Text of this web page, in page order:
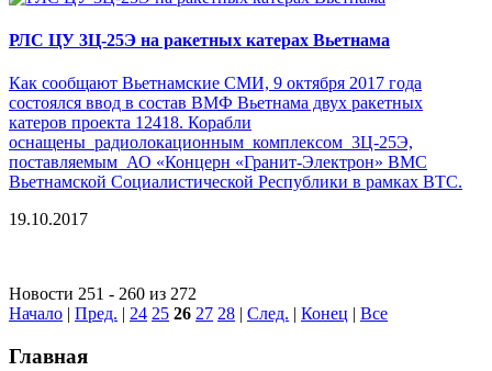
РЛС ЦУ 3Ц-25Э на ракетных катерах Вьетнама
Как сообщают Вьетнамские СМИ, 9 октября 2017 года
состоялся ввод в состав ВМФ Вьетнама двух ракетных
катеров проекта 12418. Корабли
оснащены радиолокационным комплексом 3Ц-25Э,
поставляемым АО «Концерн «Гранит-Электрон» ВМС
Вьетнамской Социалистической Республики в рамках ВТС.
19.10.2017
Новости 251 - 260 из 272
Начало | Пред. | 24 25 26 27 28 | След. | Конец | Все
Главная